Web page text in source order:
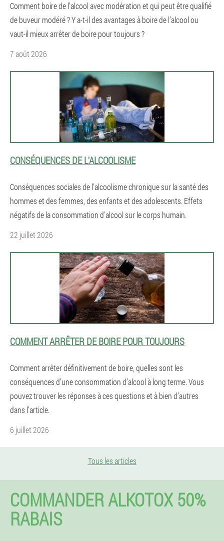
Comment boire de l’alcool avec modération et qui peut être qualifié
de buveur modéré ? Y a-t-il des avantages à boire de l’alcool ou
vaut-il mieux arrêter de boire pour toujours ?
7 août 2026
CONSÉQUENCES DE L'ALCOOLISME
Conséquences sociales de l'alcoolisme chronique sur la santé des
hommes et des femmes, des enfants et des adolescents. Effets
négatifs de la consommation d'alcool sur le corps humain.
22 juillet 2026
COMMENT ARRÊTER DE BOIRE POUR TOUJOURS
Comment arrêter définitivement de boire, quelles sont les
conséquences d’une consommation d’alcool à long terme. Vous
pouvez trouver les réponses à ces questions et à bien d’autres
dans l’article.
6 juillet 2026
Tous les articles
COMMANDER ALKOTOX 50%
RABAIS